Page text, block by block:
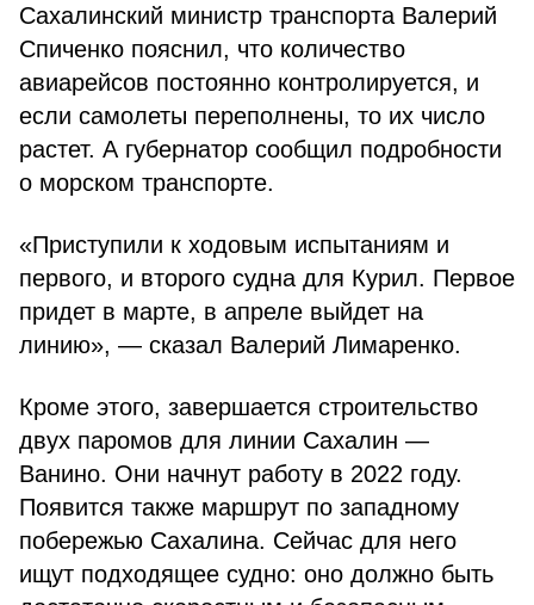
Сахалинский министр транспорта Валерий
Спиченко пояснил, что количество
авиарейсов постоянно контролируется, и
если самолеты переполнены, то их число
растет. А губернатор сообщил подробности
о морском транспорте.
«Приступили к ходовым испытаниям и
первого, и второго судна для Курил. Первое
придет в марте, в апреле выйдет на
линию», — сказал Валерий Лимаренко.
Кроме этого, завершается строительство
двух паромов для линии Сахалин —
Ванино. Они начнут работу в 2022 году.
Появится также маршрут по западному
побережью Сахалина. Сейчас для него
ищут подходящее судно: оно должно быть